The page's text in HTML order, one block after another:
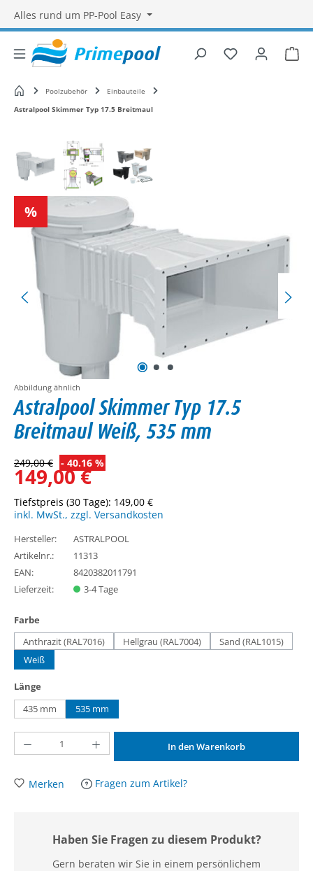
Alles rund um PP-Pool Easy
Du hast 0
Startseite Poolzubehör
Einbauteile
Astralpool Skimmer Typ 17.5 Breitmaul
Rabatt
%
Abbildung ähnlich
Astralpool Skimmer Typ 17.5
Breitmaul Weiß, 535 mm
249,00 € - 40.16 %
149,00 €
Tiefstpreis (30 Tage): 149,00 €
inkl. MwSt., zzgl. Versandkosten
Hersteller:
ASTRALPOOL
Artikelnr.:
11313
EAN:
8420382011791
Lieferzeit:
3-4 Tage
Farbe
Anthrazit (RAL7016)(Diese Option ist zurzeit nicht verfügbar.)
Hellgrau (RAL7004)(Diese Option ist zurzeit nicht verfügbar.)
Sand (RAL1015)
(Diese Option
Weiß
Länge
435 mm
535 mm
Produkt Anzahl: Gib den gewünschten Wert ein oder benutze die Schaltflächen
In den Warenkorb
Merken Fragen zum Artikel?
Haben Sie Fragen zu diesem Produkt?
Gern beraten wir Sie in einem persönlichem